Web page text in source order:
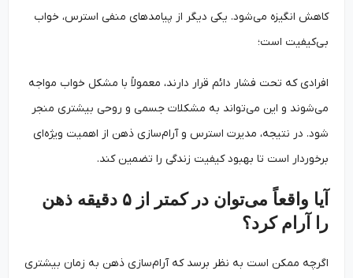
کاهش انگیزه می‌شود. یکی دیگر از پیامدهای منفی استرس، خواب
بی‌کیفیت است؛
افرادی که تحت فشار دائم قرار دارند، معمولاً با مشکل خواب مواجه
می‌شوند و این می‌تواند به مشکلات جسمی و روحی بیشتری منجر
شود. در نتیجه، مدیرت استرس و آرام‌سازی ذهن از اهمیت ویژه‌ای
برخوردار است تا بهبود کیفیت زندگی را تضمین کند.
آیا واقعاً می‌توان در کمتر از ۵ دقیقه ذهن
را آرام کرد؟
اگرچه ممکن است به نظر برسد که آرام‌سازی ذهن به زمان بیشتری